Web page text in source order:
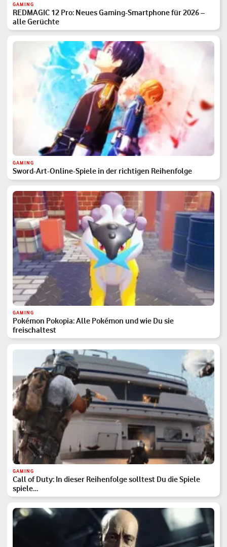
GAMING
REDMAGIC 12 Pro: Neues Gaming-Smartphone für 2026 –
alle Gerüchte
GAMING
Sword-Art-Online-Spiele in der richtigen Reihenfolge
GAMING
Pokémon Pokopia: Alle Pokémon und wie Du sie
freischaltest
GAMING
Call of Duty: In dieser Reihenfolge solltest Du die Spiele
spiele…